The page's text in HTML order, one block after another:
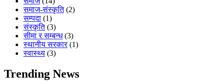
समाज-संस्कृति(2)
सम्पदा (1)
संस्कृति(3)
सीमा र सम्बन्ध(3)
स्थानीय सरकार(1)
स्वास्थ्य (3)
Trending News